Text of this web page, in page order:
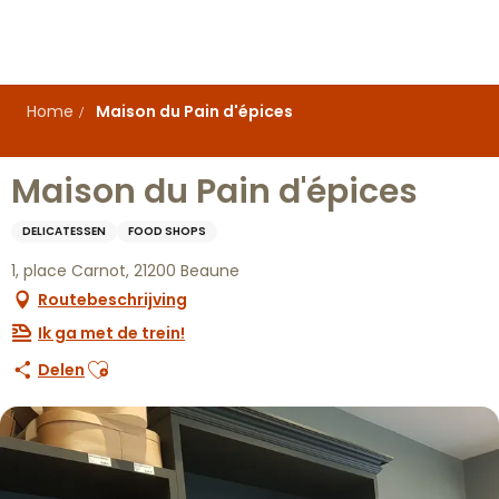
principal
Home
Maison du Pain d'épices
Maison du Pain d'épices
DELICATESSEN FOOD SHOPS
1, place Carnot, 21200 Beaune
Routebeschrijving
Ik ga met de trein!
Delen Ajouter aux favoris